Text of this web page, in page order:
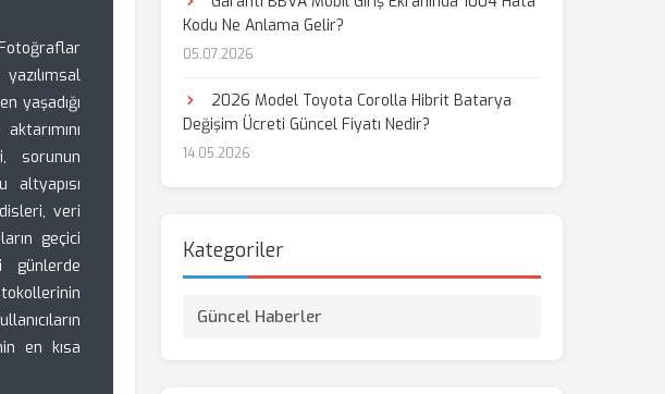
yaşadığı
sorunun
veri
geçici
günlerde
en kısa
Kodu Ne Anlama Gelir?
05.07.2026
2026 Model Toyota Corolla Hibrit Batarya
Değişim Ücreti Güncel Fiyatı Nedir?
14.05.2026
Kategoriler
Güncel Haberler